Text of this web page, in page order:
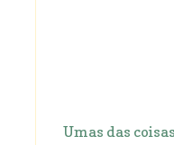
Umas das